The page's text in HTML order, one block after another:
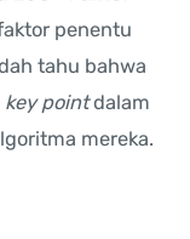
penentu
tahu bahwa
key pointdalam
mereka.